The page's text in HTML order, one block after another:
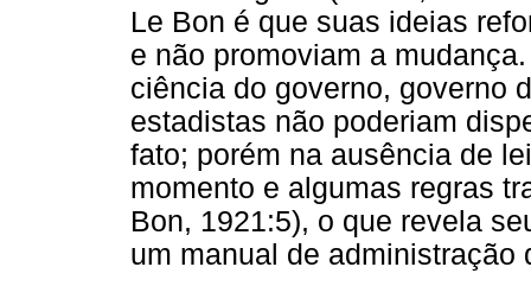
Le Bon é que suas ideias
e não promoviam a
ciência do governo, governo
estadistas não poderiam
fato; porém na ausência de
momento e algumas regras
Bon, 1921:5), o que revela
um manual de administração